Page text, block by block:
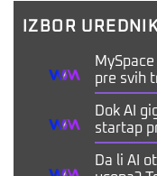
IZBOR
pre svih
Dok AI
startap
Da li AI